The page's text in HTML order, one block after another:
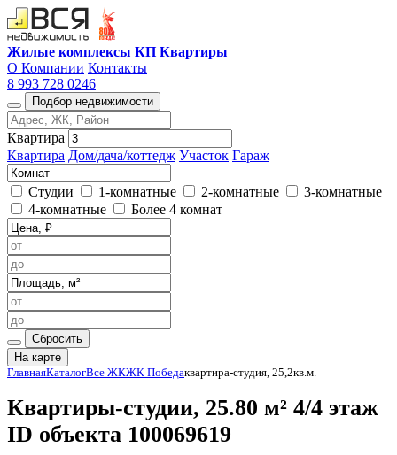
Жилые комплексы КП Квартиры
О Компании Контакты
8 993 728 0246
Подбор недвижимости
Квартира
Квартира Дом/дача/коттедж Участок Гараж
Студии 1-комнатные 2-комнатные
3-комнатные
4-комнатные
Более 4 комнат
Сбросить
На карте